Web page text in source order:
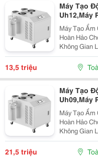
Máy Tạo
Uh12,Máy
Bù Ẩm,
Máy Tạo
Máy Tạo Ẩm
Hoàn Hảo
Không Gian
Chăn Nuôi
Công Nghệ
13,5 triệu
Máy Tạo
Uh09,Máy
Bù Ẩm,
Máy Tạo
Máy Tạo Ẩm
Hoàn Hảo
Không Gian
Chăn Nuôi
Công Nghệ
21,5 triệu